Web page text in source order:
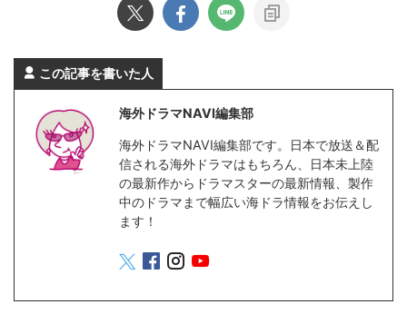
この記事を書いた人
海外ドラマNAVI編集部
海外ドラマNAVI編集部です。日本で放送＆配
信される海外ドラマはもちろん、日本未上陸
の最新作からドラマスターの最新情報、製作
中のドラマまで幅広い海ドラ情報をお伝えし
ます！